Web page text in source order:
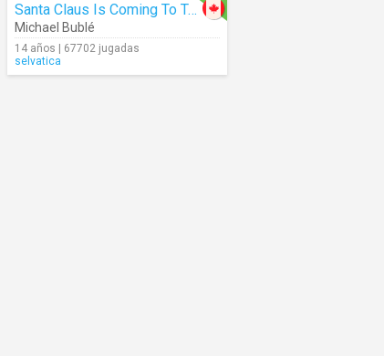
Santa Claus Is Coming To Town
Michael Bublé
14 años | 67702 jugadas
selvatica